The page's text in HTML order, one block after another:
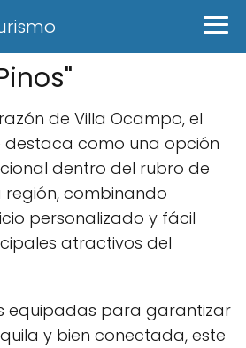
de Villa Ocampo, el
destaca como una opción
dentro del rubro de
combinando
personalizado y fácil
atractivos del
equipadas para garantizar
y bien conectada, este